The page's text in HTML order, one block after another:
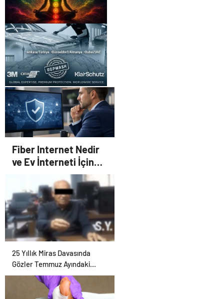
Zihnin Gizemli Sınırları ve
Ötesi : Nasılnedir.com
UETDS Nedir ? Uetds.com
İle Akıllı Dijital Taşımacılık
Yazılımı
Fiber Internet Nedir
ve Ev İnterneti İçin
Doğru Seçim Nasıl
Yapılır
25 Yıllık Miras Davasında
Gözler Temmuz Ayındaki
Karar Duruşmasına Çevrildi